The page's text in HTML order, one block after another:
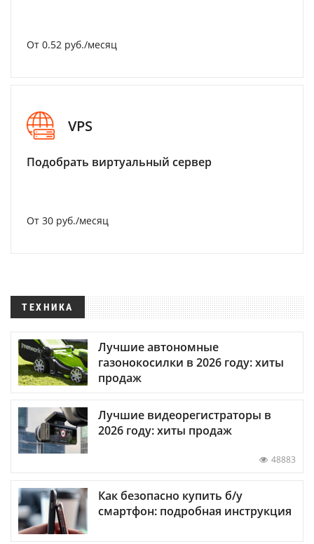
От 0.52 руб./месяц
VPS
Подобрать виртуальный сервер
От 30 руб./месяц
ТЕХНИКА
Лучшие автономные
газонокосилки в 2026 году: хиты
продаж
Лучшие видеорегистраторы в
2026 году: хиты продаж
48883
Как безопасно купить б/у
смартфон: подробная инструкция